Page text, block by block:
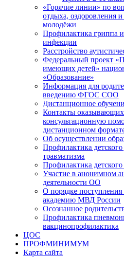
«Горячие линии» по
отдыха, оздоровления и
молодёжи
Профилактика гриппа
инфекции
Расстройство
Федеральный проект
имеющих детей»
«Образование»
Информация для
введению ФГОС СОО
Дистанционное
Контакты
консультационную
дистанционном
Об осуществлении
Профилактика
травматизма
Профилактика детского
Участие в анонимном
деятельности ОО
О порядке
академию МВД России
Осознанное
Профилактика
вакцинопрофилактика
ЦОС
ПРОФМИНИМУМ
Карта сайта